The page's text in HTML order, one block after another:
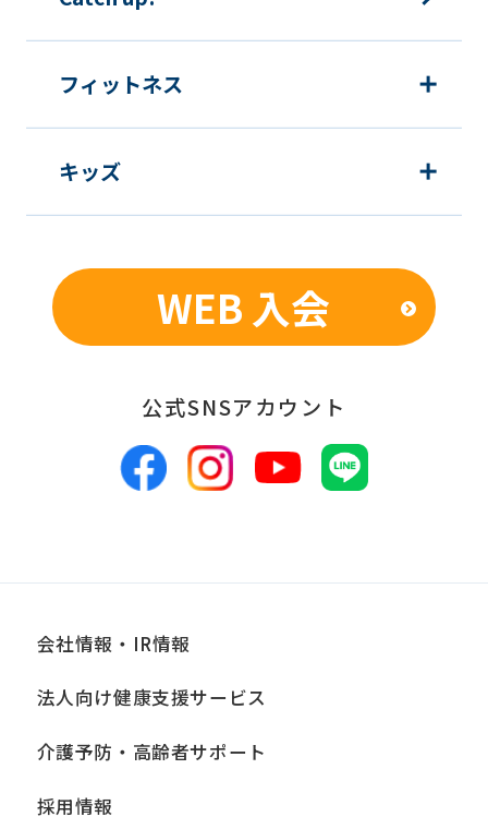
む）等、新商品・サービスの立案・開
発・実施のため
新商品・サービスやイベント情報を含
個人を特定できないよう加工したうえ
での統計的なデータの作成、活用、公
■個人情報の管理
報は、適切かつ慎重に管理し、漏洩、改
ざん、紛失等がないよう適正な管理に努
めます。当社において安全管理のために
講じている措置の内容については、本プ
■個人情報の開示
当社は、お客様からお預かりした個人情
報は、正当な理由がある場合を除き、ご
しません。ただし、法令により当社がお
フィットネス
キッズ
WEB 入会
公式SNSアカウント
会社情報・IR情報
法人向け健康支援サービス
介護予防・高齢者サポート
採用情報